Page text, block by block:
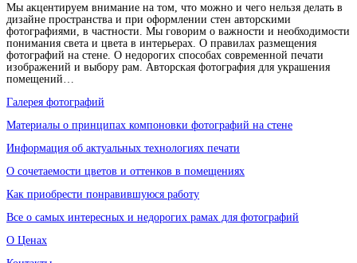
Мы акцентируем внимание на том, что можно и чего нельзя делать в
дизайне пространства и при оформлении стен авторскими
фотографиями, в частности. Мы говорим о важности и необходимости
понимания света и цвета в интерьерах. О правилах размещения
фотографий на стене. О недорогих способах современной печати
изображений и выбору рам. Авторская фотография для украшения
помещений…
Галерея фотографий
Материалы о принципах компоновки фотографий на стене
Информация об актуальных технологиях печати
О сочетаемости цветов и оттенков в помещениях
Как приобрести понравившуюся работу
Все о самых интересных и недорогих рамах для фотографий
О Ценах